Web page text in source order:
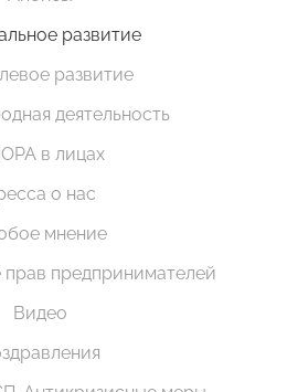
развитие
развитие
деятельность
в лицах
о нас
мнение
предпринимателей
Видео